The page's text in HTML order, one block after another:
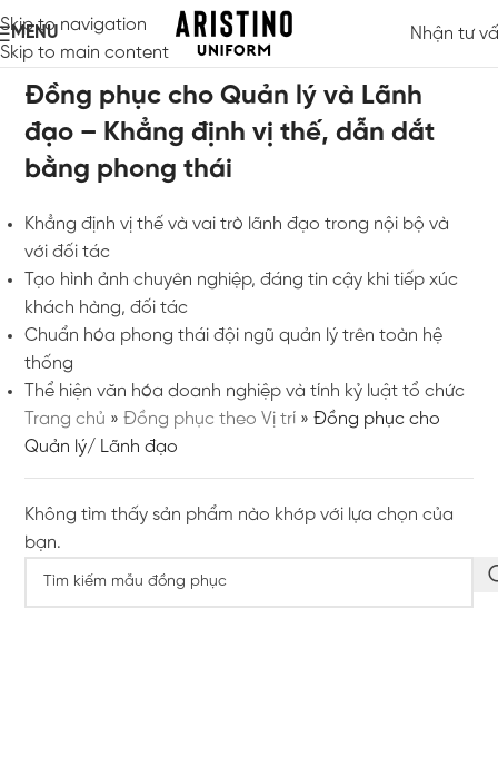
Skip to navigation
Skip to main content
MENU Nhận tư
Đồng phục cho Quản lý và Lãnh
đạo – Khẳng định vị thế, dẫn dắt
bằng phong thái
Khẳng định vị thế và vai trò lãnh đạo trong nội bộ và
với đối tác
Tạo hình ảnh chuyên nghiệp, đáng tin cậy khi tiếp xúc
khách hàng, đối tác
Chuẩn hóa phong thái đội ngũ quản lý trên toàn hệ
thống
Thể hiện văn hóa doanh nghiệp và tính kỷ luật tổ chức
Trang chủ »Đồng phục theo Vị trí »Đồng phục cho
Quản lý/ Lãnh đạo
Không tìm thấy sản phẩm nào khớp với lựa chọn của
bạn.